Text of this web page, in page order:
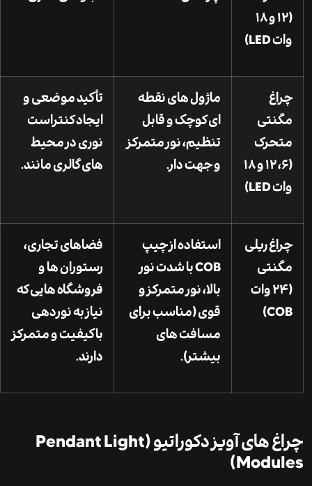
(۱۲ و ۱۸
(۶، ۱۲ و ۱۸
ماژول های نقطه
ای کوچک و قابل
تنظیم، نور متمرکز
و جهت دار.
تأکید موضعی و
ایجاد کنتراست
نوری در محیط
های گالری مانند.
ریلی
(۲۴ وات
استفاده از چیپ
COB با شدت نور
بالا، نور متمرکز و
قوی (مناسب برای
مسافت های
بیشتر).
فضاهای تجاری،
رستوران ها و
فروشگاه هایی که
نیاز به نوردهی
باکیفیت و متمرکز
چراغ های آویز دکوراتیو (Pendant Light